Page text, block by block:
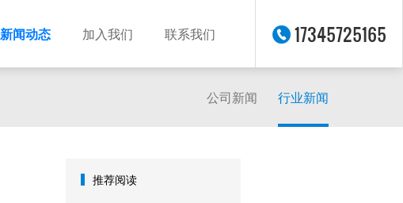
新闻动态 加入我们 联系我们 17345725165
公司新闻 行业新闻
推荐阅读